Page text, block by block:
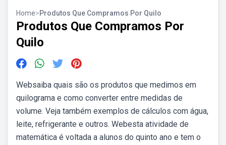
Home>Produtos Que Compramos Por Quilo
Produtos Que Compramos Por
Quilo
Websaiba quais são os produtos que medimos em
quilograma e como converter entre medidas de
volume. Veja também exemplos de cálculos com água,
leite, refrigerante e outros. Webesta atividade de
matemática é voltada a alunos do quinto ano e tem o